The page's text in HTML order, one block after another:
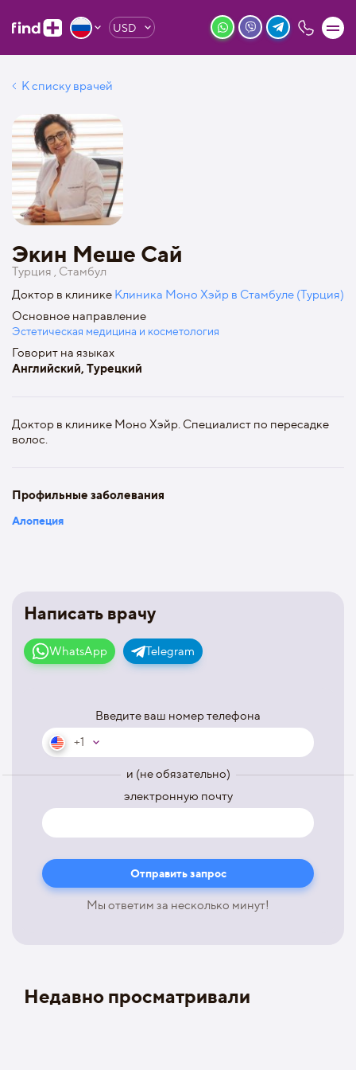
USD
К списку врачей
Написать врачу
WhatsApp Telegram
Введите ваш номер телефона
+1
и (не обязательно)
электронную почту
Мы ответим за несколько минут!
Экин Меше Сай
Турция , Стамбул
Доктор в клинике Клиника Моно Хэйр в Стамбуле (Турция)
Основное направление
Эстетическая медицина и косметология
Говорит на языках
Английский, Турецкий
Доктор в клинике Моно Хэйр. Специалист по пересадке
волос.
Профильные заболевания
Алопеция
Недавно просматривали